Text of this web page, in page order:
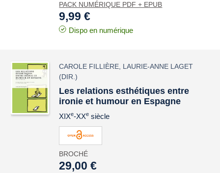
PACK NUMÉRIQUE PDF + EPUB
9,99 €
Dispo en numérique
CAROLE FILLIÈRE LAURIE-ANNE LAGET
(DIR.)
Les relations esthétiques entre
ironie et humour en Espagne
XIXe-XXe siècle
BROCHÉ
29,00 €